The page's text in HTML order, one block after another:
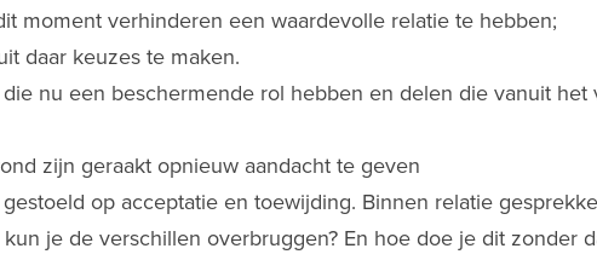
moment verhinderen een waardevolle relatie te hebben;
daar keuzes te maken.
nu een beschermende rol hebben en delen die vanuit
zijn geraakt opnieuw aandacht te geven
op acceptatie en toewijding. Binnen relatie
je de verschillen overbruggen? En hoe doe je dit zonder